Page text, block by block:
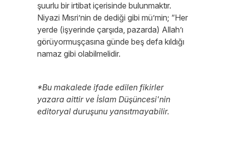
şuurlu bir irtibat içerisinde bulunmaktır.
Niyazi Mısri’nin de dediği gibi mü’min; “Her
yerde (işyerinde çarşıda, pazarda) Allah’ı
görüyormuşçasına günde beş defa kıldığı
namaz gibi olabilmelidir.
*Bu makalede ifade edilen fikirler
yazara aittir ve İslam Düşüncesi'nin
editoryal duruşunu yansıtmayabilir.